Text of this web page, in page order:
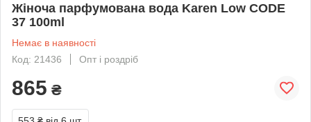
Жіноча парфумована вода Karen Low CODE
37 100ml
Немає в наявності
Код: 21436
Опт і роздріб
865 ₴